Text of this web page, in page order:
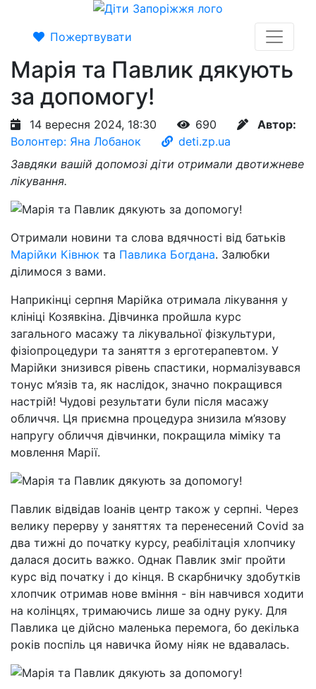
Пожертвувати
Марія та Павлик дякують
за допомогу!
14 вересня 2024, 18:30 690
Автор:
Волонтер: Яна Лобанок
deti.zp.ua
Завдяки вашій допомозі діти отримали двотижневе
лікування.
Отримали новини та слова вдячності від батьків
Марійки Ківнюк та Павлика Богдана. Залюбки
ділимося з вами.
Наприкінці серпня Марійка отримала лікування у
клініці Козявкіна. Дівчинка пройшла курс
загального масажу та лікувальної фізкультури,
фізіопроцедури та заняття з ерготерапевтом. У
Марійки знизився рівень спастики, нормалізувався
тонус м’язів та, як наслідок, значно покращився
настрій! Чудові результати були після масажу
обличчя. Ця приємна процедура знизила м’язову
напругу обличчя дівчинки, покращила міміку та
мовлення Марії.
Павлик відвідав Іоанів центр також у серпні. Через
велику перерву у заняттях та перенесений Covid за
два тижні до початку курсу, реабілітація хлопчику
далася досить важко. Однак Павлик зміг пройти
курс від початку і до кінця. В скарбничку здобутків
хлопчик отримав нове вміння - він навчився ходити
на колінцях, тримаючись лише за одну руку. Для
Павлика це дійсно маленька перемога, бо декілька
років поспіль ця навичка йому ніяк не вдавалась.